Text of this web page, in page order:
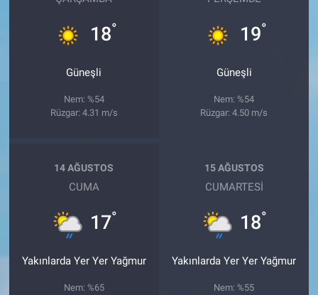
18°
Güneşli
Nem: %54
Rüzgar: 4.31 m/s
19°
Güneşli
Nem: %54
Rüzgar: 4.50 m/s
14 AĞUSTOS
CUMA
17°
Yakınlarda Yer Yer Yağmur
Nem: %65
15 AĞUSTOS
CUMARTESI
18°
Yakınlarda Yer Yer Yağmur
Nem: %55